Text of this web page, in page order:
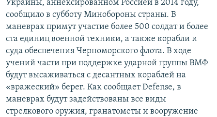
Украины, аннексированном Россией в 2014 году,
сообщило в субботу Минобороны страны. В
маневрах примут участие более 500 солдат и более
ста единиц военной техники, а также корабли и
суда обеспечения Черноморского флота. В ходе
учений части при поддержке ударной группы ВМФ
будут высаживаться с десантных кораблей на
«вражеский» берег. Как сообщает Defense, в
маневрах будут задействованы все виды
стрелкового оружия, гранатометы и вооружение